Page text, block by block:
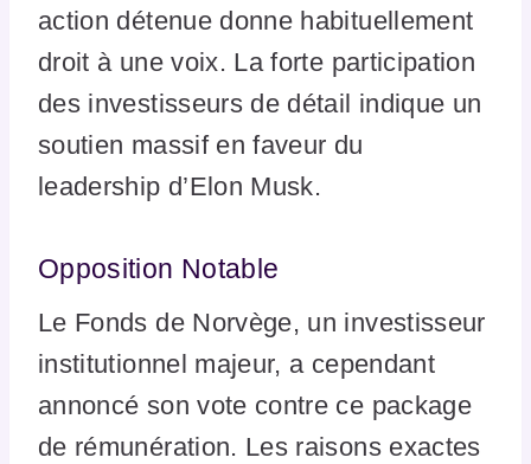
action détenue donne habituellement
droit à une voix. La forte participation
des investisseurs de détail indique un
soutien massif en faveur du
leadership d’Elon Musk.
Opposition Notable
Le Fonds de Norvège, un investisseur
institutionnel majeur, a cependant
annoncé son vote contre ce package
de rémunération. Les raisons exactes